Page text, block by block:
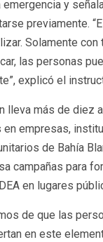
emergencia y
previamente.
Solamente con
las personas
explicó el
lleva más de diez
en empresas,
de Bahía
campañas para
en lugares
de que las
en este